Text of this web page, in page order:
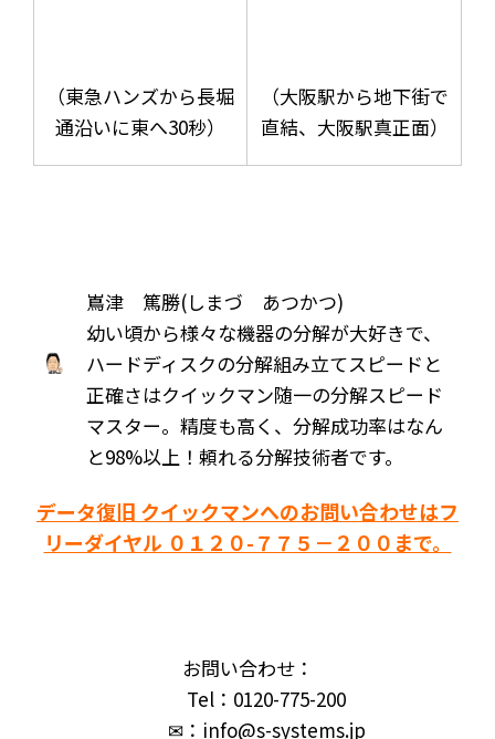
（東急ハンズから長堀
通沿いに東へ30秒）
（大阪駅から地下街で
直結、大阪駅真正面）
嶌津 篤勝(しまづ あつかつ)
幼い頃から様々な機器の分解が大好きで、
ハードディスクの分解組み立てスピードと
正確さはクイックマン随一の分解スピード
マスター。精度も高く、分解成功率はなん
と98%以上！頼れる分解技術者です。
データ復旧 クイックマンへのお問い合わせはフ
リーダイヤル ０１２０-７７５－２００まで。
お問い合わせ：
Tel：0120-775-200
✉：info@s-systems.jp